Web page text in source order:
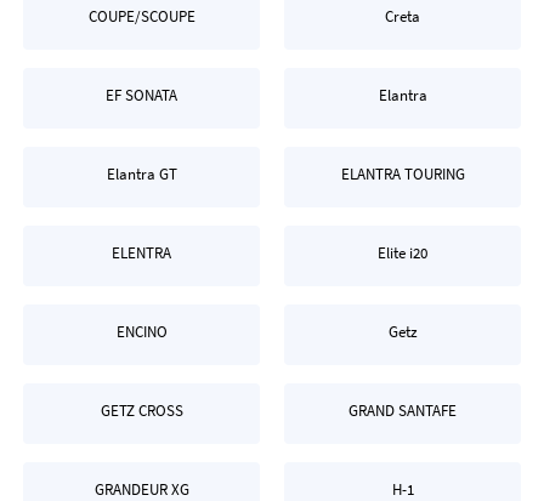
COUPE/SCOUPE Creta
EF SONATA Elantra
Elantra GT ELANTRA TOURING
ELENTRA Elite i20
ENCINO Getz
GETZ CROSS GRAND SANTAFE
GRANDEUR XG H-1